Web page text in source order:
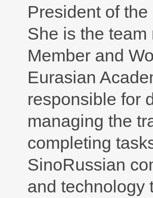
President of
She is the
Member and
Eurasian
responsible for
managing the
completing
SinoRussian
and technology